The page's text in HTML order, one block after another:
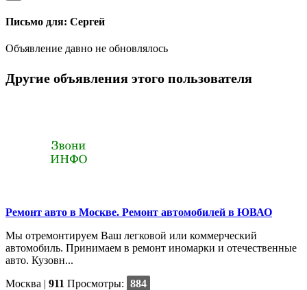
Письмо для: Сергей
Объявление давно не обновлялось
Другие объявления этого пользователя
Ремонт авто в Москве. Ремонт автомобилей в ЮВАО
Мы отремонтируем Ваш легковой или коммерческий
автомобиль. Принимаем в ремонт иномарки и отечественные
авто. Кузовн...
Москва | 911 Просмотры: 884